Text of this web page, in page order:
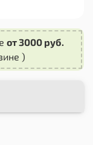
от 3000 руб.
)